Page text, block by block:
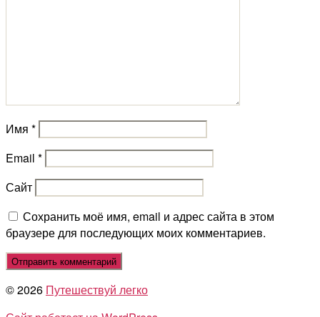
Имя *
Email *
Сайт
Сохранить моё имя, email и адрес сайта в этом
браузере для последующих моих комментариев.
© 2026 Путешествуй легко